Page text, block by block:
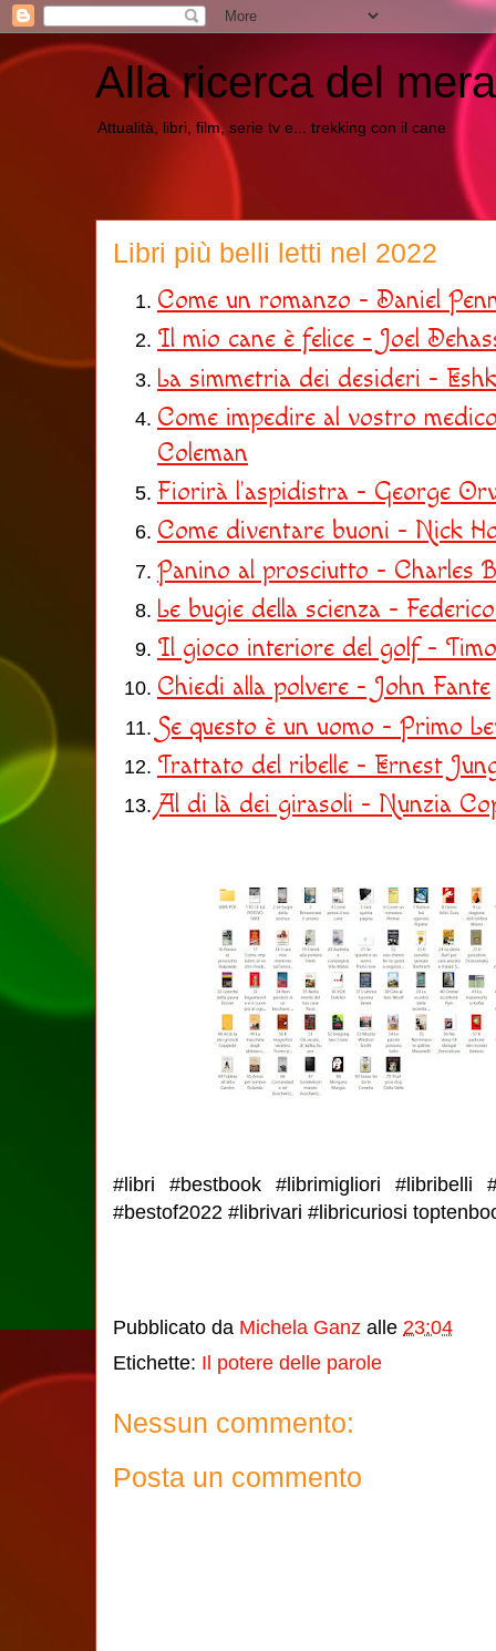
Alla ricerca del
Attualità, libri, film, serie tv e... trekking con il cane
Libri più belli letti nel 2022
Come un romanzo - Daniel
Il mio cane è felice - Joel
La simmetria dei desideri -
Come impedire al vostro
Coleman
Fiorirà l'aspidistra - George
Come diventare buoni - Nick
Panino al prosciutto - Charles
Le bugie della scienza -
Il gioco interiore del golf -
Chiedi alla polvere - John Fante
Se questo è un uomo - Primo
Trattato del ribelle - Ernest
Al di là dei girasoli - Nunzia
#libri #bestbook #librimigliori #libribelli
#bestof2022 #librivari #libricuriosi
Pubblicato da Michela Ganz alle 23:04
Etichette: Il potere delle parole
Nessun commento:
Posta un commento